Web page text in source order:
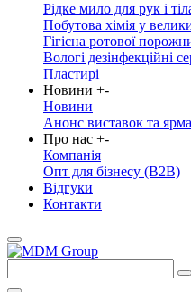
Рідке мило для рук і
Побутова хімія у
Гігієна ротової
Вологі дезінфекційні
Пластирі
Новини +-
Новини
Анонс виставок та
Про нас +-
Компанія
Опт для бізнесу (B2B)
Відгуки
Контакти